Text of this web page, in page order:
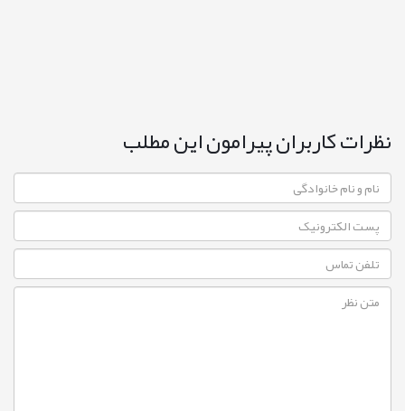
نظرات کاربران پیرامون این مطلب